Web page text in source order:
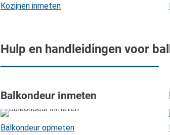
Kozijnen inmeten
Hulp en handleidingen voor
Balkondeur inmeten
Balkondeur opmeten